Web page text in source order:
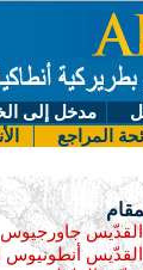
مدخل إلى
المراجع
جاورجيوس
أنطونيوس